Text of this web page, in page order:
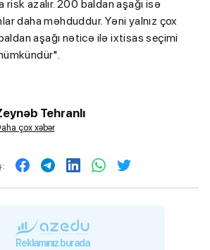
azalır. 200 baldan aşağı isə
daha məhduddur. Yəni yalnız çox
aşağı nəticə ilə ixtisas seçimi
Tehranlı
çox xəbər
Reklamınız burada